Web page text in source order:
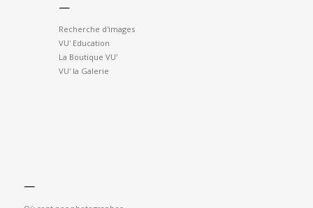
—
Recherche d'images
VU' Education
La Boutique VU'
VU' la Galerie
—